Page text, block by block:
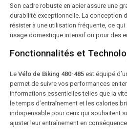
Son cadre robuste en acier assure une
durabilité exceptionnelle. La conception
résister à une utilisation fréquente, ce
usage domestique intensif ou pour des
Fonctionnalités et
Le Vélo de Biking 480-485 est équipé
permet de suivre vos performances en
informations essentielles telles que la
le temps d’entraînement et les calories
indispensable pour ceux qui souhaitent
ajuster leur entraînement en conséquence.